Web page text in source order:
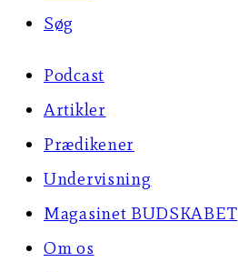
Søg
Podcast
Artikler
Prædikener
Undervisning
Magasinet BUDSKABET
Om os